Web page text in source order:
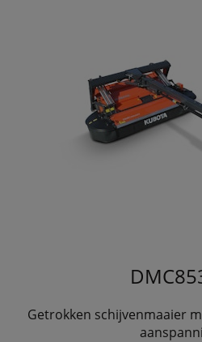
Getrokken schijvenmaaier